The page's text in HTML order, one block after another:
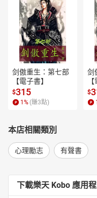
剑傲重生：第七部
【電子書】
$315
1 % (賺3點)
剑
$
1
本店相關類別
心理勵志 有聲書
下載樂天 Kobo 應用